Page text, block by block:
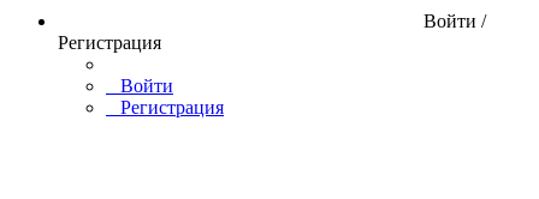
Войти /
Регистрация
Войти
Регистрация